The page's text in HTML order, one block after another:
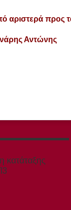
αριστερά προς
Αντώνης